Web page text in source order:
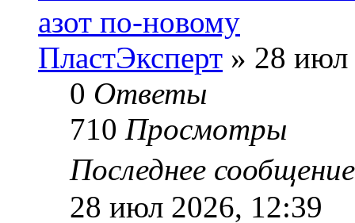
азот по-новому
ПластЭксперт » 28 июл
0 Ответы
710 Просмотры
Последнее
28 июл 2026, 12:39